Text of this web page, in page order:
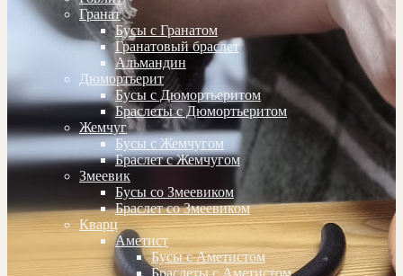
Гранат
Бусы с Гранатом
Гранатовый браслет
Альмандин
Дюмортьерит
Бусы с Дюмортьеритом
Браслеты с Дюмортьеритом
Жемчуг
Бусы с Жемчугом
Браслет с Жемчугом
Змеевик
Бусы со Змеевиком
Браслет со Змеевиком
Кварц
Аметист
Бусы с Аметистом
Браслеты с Аметистом